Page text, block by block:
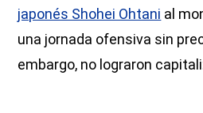
japonés Shohei Ohtani al
una jornada ofensiva sin
embargo, no lograron